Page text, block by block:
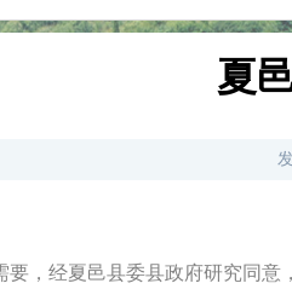
夏
要，经夏邑县委县政府研究同